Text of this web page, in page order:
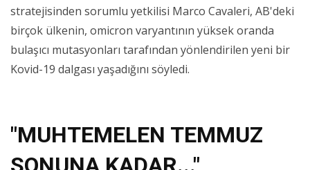
stratejisinden sorumlu yetkilisi Marco Cavaleri, AB'deki
birçok ülkenin, omicron varyantının yüksek oranda
bulaşıcı mutasyonları tarafından yönlendirilen yeni bir
Kovid-19 dalgası yaşadığını söyledi.
"MUHTEMELEN TEMMUZ